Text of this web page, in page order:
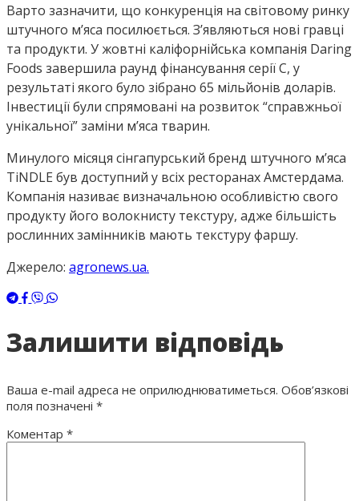
Варто зазначити, що конкуренція на світовому ринку
штучного м’яса посилюється. З’являються нові гравці
та продукти. У жовтні каліфорнійська компанія Daring
Foods завершила раунд фінансування серії C, у
результаті якого було зібрано 65 мільйонів доларів.
Інвестиції були спрямовані на розвиток “справжньої
унікальної” заміни м’яса тварин.
Минулого місяця сінгапурський бренд штучного м’яса
TiNDLE був доступний у всіх ресторанах Амстердама.
Компанія називає визначальною особливістю свого
продукту його волокнисту текстуру, адже більшість
рослинних замінників мають текстуру фаршу.
Джерело: agronews.ua.
Залишити відповідь
Ваша e-mail адреса не оприлюднюватиметься. Обов’язкові
поля позначені *
Коментар *